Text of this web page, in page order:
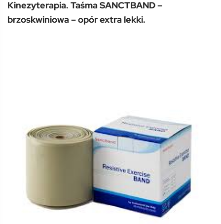
out
of
5
Kinezyterapia. Taśma SANCTBAND –
brzoskwiniowa – opór extra lekki.